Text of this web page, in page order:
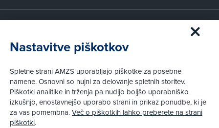
Postanite član AMZS
Zakaj (p)ostati član?
Kako vam pomagamo
Pravni vidiki
Piškotki
Nastavitve piškotkov
Spletne strani AMZS uporabljajo piškotke za posebne
namene. Osnovni so nujni za delovanje spletnih storitev.
Piškotki analitike in trženja pa nudijo boljšo uporabniško
izkušnjo, enostavnejšo uporabo strani in prikaz ponudbe, ki je
za vas pomembna.Več o piškotkih lahko preberete na strani
piškotki.